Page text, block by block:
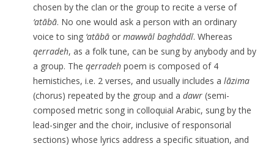
chosen by the clan or the group to recite a verse of
‘atābā. No one would ask a person with an ordinary
voice to sing ‘atābā or mawwāl baghdādī. Whereas
qerradeh, as a folk tune, can be sung by anybody and by
a group. The qerradeh poem is composed of 4
hemistiches, i.e. 2 verses, and usually includes a lāzima
(chorus) repeated by the group and a dawr (semi-
composed metric song in colloquial Arabic, sung by the
lead-singer and the choir, inclusive of responsorial
sections) whose lyrics address a specific situation, and